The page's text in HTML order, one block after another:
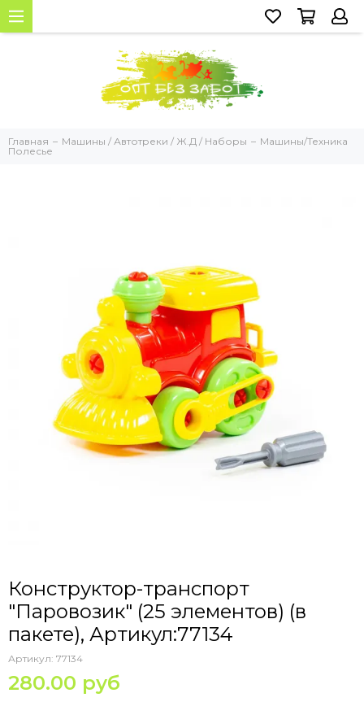
Главная Машины / Автотреки / Ж.Д / Наборы
Машины/Техника
Полесье
Конструктор-транспорт
"Паровозик" (25 элементов) (в
пакете), Артикул:77134
Артикул: 77134
280.00 руб